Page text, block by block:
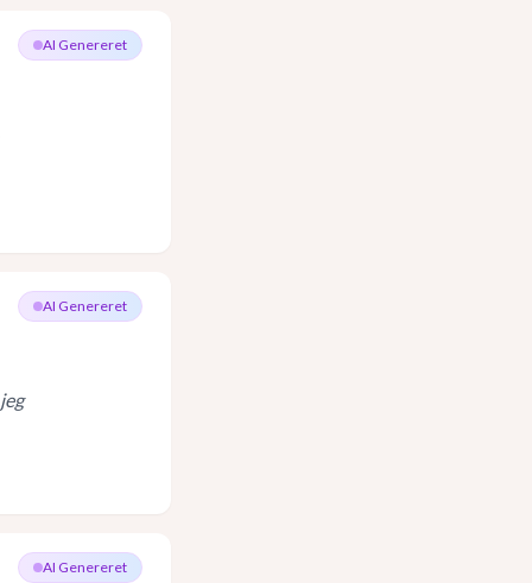
AI Genereret
AI Genereret
AI Genereret